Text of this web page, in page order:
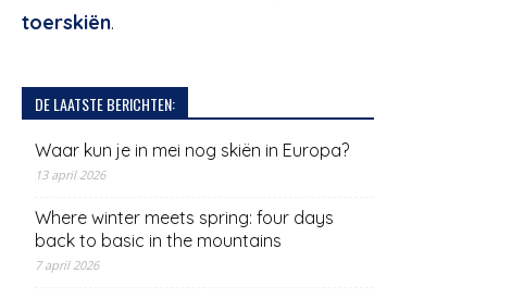
toerskiën.
DE LAATSTE BERICHTEN:
Waar kun je in mei nog skiën in Europa?
13 april 2026
Where winter meets spring: four days
back to basic in the mountains
7 april 2026